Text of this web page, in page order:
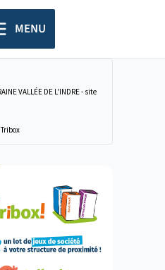
MENU
VALLÉE DE L'INDRE - site